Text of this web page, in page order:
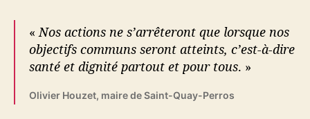
«Nos actions ne s’arrêteront que lorsque nos
objectifs communs seront atteints, c’est-à-dire
santé et dignité partout et pour tous. »
Olivier Houzet, maire de Saint-Quay-Perros